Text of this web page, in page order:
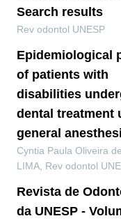
Search results
Rev odontol UNESP
Epidemiological
of patients with
disabilities
dental treatment
general
Cyntia Paula Oliveira
LIMA Rev odontol
Revista de
da UNESP -